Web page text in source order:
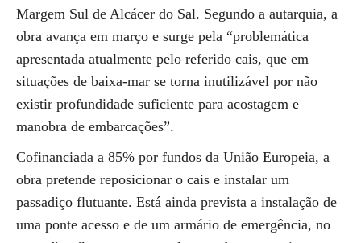
Margem Sul de Alcácer do Sal. Segundo a autarquia, a
obra avança em março e surge pela “problemática
apresentada atualmente pelo referido cais, que em
situações de baixa-mar se torna inutilizável por não
existir profundidade suficiente para acostagem e
manobra de embarcações”.
Cofinanciada a 85% por fundos da União Europeia, a
obra pretende reposicionar o cais e instalar um
passadiço flutuante. Está ainda prevista a instalação de
uma ponte acesso e de um armário de emergência, no